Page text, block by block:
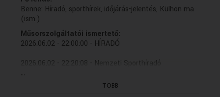
Benne: Híradó, sporthírek, időjárás-jelentés, Külhon ma
(ism.)
Műsorszolgáltatói ismertető:
2026.06.02 - 22:00:00 - HÍRADÓ
2026.06.02 - 22:20:08 - Nemzeti Sporthíradó
2026.06.02 - 22:30:27 - Időjárás-jelentés
...
TÖBB